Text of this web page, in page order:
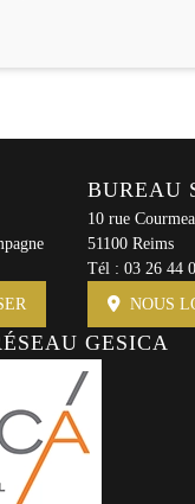
BUREAU
10 rue
51100 Reims
Tél : 03 26 44
NOUS
GESICA